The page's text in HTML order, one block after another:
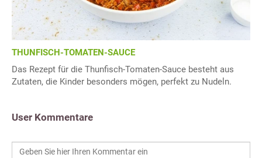
THUNFISCH-TOMATEN-SAUCE
Das Rezept für die Thunfisch-Tomaten-Sauce besteht aus
Zutaten, die Kinder besonders mögen, perfekt zu Nudeln.
User Kommentare